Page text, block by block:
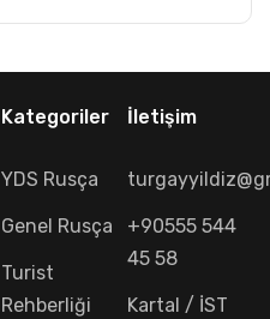
Kategoriler
YDS Rusça
Genel Rusça
Turist
Rehberliği
İletişim
+90555 544
45 58
Kartal / İST